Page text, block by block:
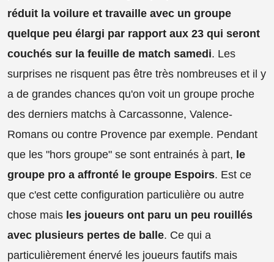
réduit la voilure et travaille avec un groupe
quelque peu élargi par rapport aux 23 qui seront
couchés sur la feuille de match samedi. Les
surprises ne risquent pas être très nombreuses et il y
a de grandes chances qu'on voit un groupe proche
des derniers matchs à Carcassonne, Valence-
Romans ou contre Provence par exemple. Pendant
que les "hors groupe" se sont entrainés à part, le
groupe pro a affronté le groupe Espoirs. Est ce
que c'est cette configuration particulière ou autre
chose mais les joueurs ont paru un peu rouillés
avec plusieurs pertes de balle. Ce qui a
particulièrement énervé les joueurs fautifs mais